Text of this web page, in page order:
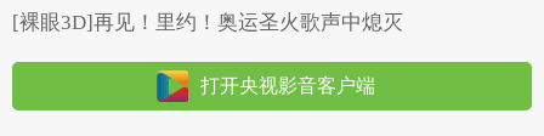
[裸眼3D]再见！里约！奥运圣火歌声中熄灭
打开央视影音客户端